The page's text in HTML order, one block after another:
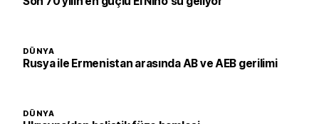
DÜNYA
Rusya ile Ermenistan arasında AB ve AEB gerilimi
DÜNYA